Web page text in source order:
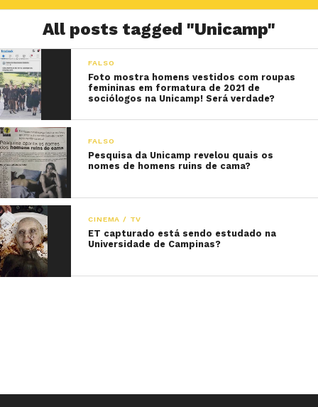
All posts tagged "Unicamp"
FALSO
Foto mostra homens vestidos com roupas
femininas em formatura de 2021 de
sociólogos na Unicamp! Será verdade?
FALSO
Pesquisa da Unicamp revelou quais os
nomes de homens ruins de cama?
CINEMA / TV
ET capturado está sendo estudado na
Universidade de Campinas?